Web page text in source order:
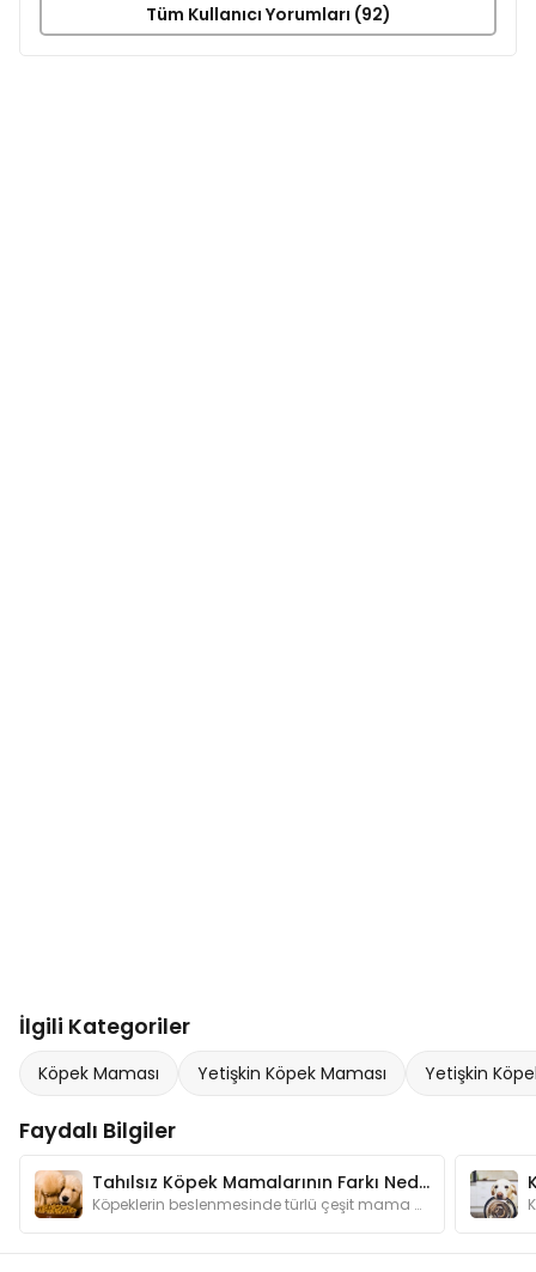
Tüm Kullanıcı Yorumları (92)
İlgili Kategoriler
Köpek Maması Yetişkin Köpek Maması Yetişkin
Faydalı Bilgiler
Tahılsız Köpek Mamalarının Farkı Nedir? Neden Kullanmalıyım?
Köpeklerin beslenmesinde türlü çeşit mama bulunmaktadır. Bu kadar mama çeşidinin arasında tahılsız mamaların özelliği nedir ve neden tercih edilir?